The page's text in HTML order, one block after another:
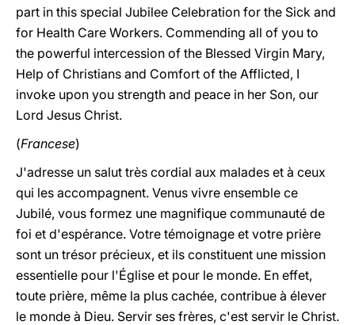
part in this special Jubilee Celebration for the Sick and
for Health Care Workers. Commending all of you to
the powerful intercession of the Blessed Virgin Mary,
Help of Christians and Comfort of the Afflicted, I
invoke upon you strength and peace in her Son, our
Lord Jesus Christ.
(Francese)
J'adresse un salut très cordial aux malades et à ceux
qui les accompagnent. Venus vivre ensemble ce
Jubilé, vous formez une magnifique communauté de
foi et d'espérance. Votre témoignage et votre prière
sont un trésor précieux, et ils constituent une mission
essentielle pour l'Église et pour le monde. En effet,
toute prière, même la plus cachée, contribue à élever
le monde à Dieu. Servir ses frères, c'est servir le Christ.